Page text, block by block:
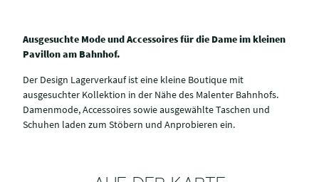
Ausgesuchte Mode und Accessoires für die Dame im kleinen
Pavillon am Bahnhof.
Der Design Lagerverkauf ist eine kleine Boutique mit
ausgesuchter Kollektion in der Nähe des Malenter Bahnhofs.
Damenmode, Accessoires sowie ausgewählte Taschen und
Schuhen laden zum Stöbern und Anprobieren ein.